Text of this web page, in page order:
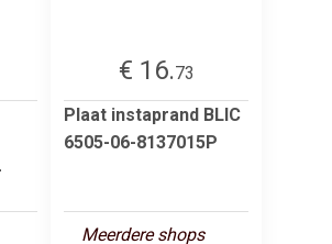
€ 16.73
Plaat instaprand BLIC
6505-06-8137015P
Meerdere shops